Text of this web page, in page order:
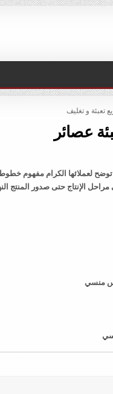
تعبئة و تغليف
عصائر
لعملائها الكرام مفهوم خطوط
الإنتاج حتى صدور المنتج
منسي